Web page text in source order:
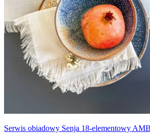
Serwis obiadowy Senja 18-elementowy